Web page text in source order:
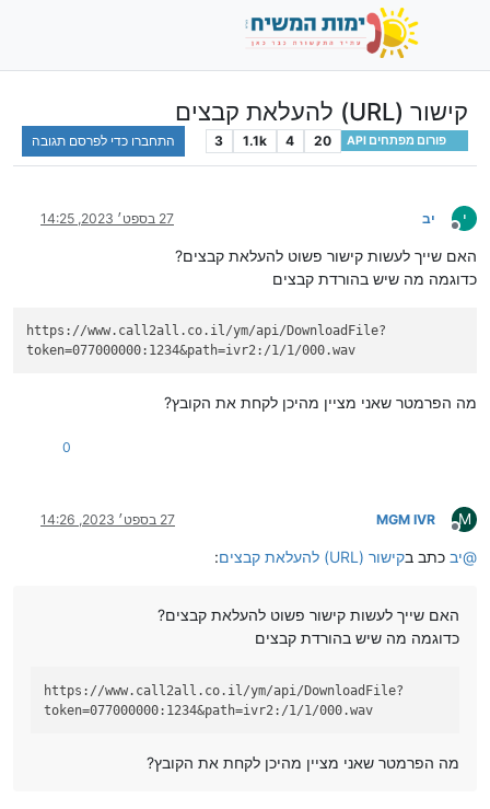
קישור (URL) להעלאת קבצים
פורום מפתחים API 20
4
1.1k
3 התחברו כדי לפרסם תגובה
י
מנותק
יב 27 בספט׳ 2023, 14:25
האם שייך לעשות קישור פשוט להעלאת קבצים?
כדוגמה מה שיש בהורדת קבצים
https://www.call2all.co.il/ym/api/DownloadFile?
token=077000000:1234&path=ivr2:/1/1/000.wav
מה הפרמטר שאני מציין מהיכן לקחת את הקובץ?
0
M
מנותק
MGM IVR 27 בספט׳ 2023, 14:26
@יב כתב בקישור (URL) להעלאת קבצים :
האם שייך לעשות קישור פשוט להעלאת קבצים?
כדוגמה מה שיש בהורדת קבצים
https://www.call2all.co.il/ym/api/DownloadFile?
token=077000000:1234&path=ivr2:/1/1/000.wav
מה הפרמטר שאני מציין מהיכן לקחת את הקובץ?